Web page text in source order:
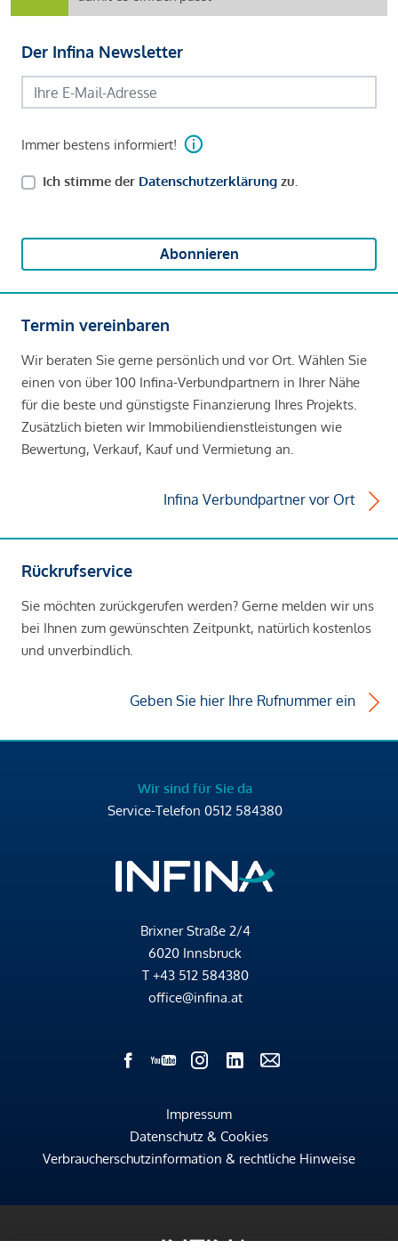
Der Infina Newsletter
Immer bestens informiert!
Ich stimme der Datenschutzerklärung zu.
Abonnieren
Termin vereinbaren
Wir beraten Sie gerne persönlich und vor Ort. Wählen Sie
einen von über 100 Infina-Verbundpartnern in Ihrer Nähe
für die beste und günstigste Finanzierung Ihres Projekts.
Zusätzlich bieten wir Immobiliendienstleistungen wie
Bewertung, Verkauf, Kauf und Vermietung an.
Infina Verbundpartner vor Ort
Rückrufservice
Sie möchten zurückgerufen werden? Gerne melden wir uns
bei Ihnen zum gewünschten Zeitpunkt, natürlich kostenlos
und unverbindlich.
Geben Sie hier Ihre Rufnummer ein
Wir sind für Sie da
Service-Telefon 0512 584380
Brixner Straße 2/4
6020 Innsbruck
T +43 512 584380
office@infina.at
Impressum
Datenschutz & Cookies
Verbraucherschutzinformation & rechtliche Hinweise